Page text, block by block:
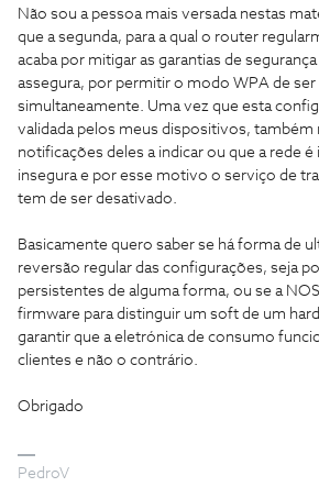
Não sou a pessoa mais versada nestas
que a segunda, para a qual o router
acaba por mitigar as garantias de
assegura, por permitir o modo WPA de ser
simultaneamente. Uma vez que esta
validada pelos meus dispositivos, também
notificações deles a indicar ou que a rede é
insegura e por esse motivo o serviço de
tem de ser desativado.
Basicamente quero saber se há forma de
reversão regular das configurações, seja
persistentes de alguma forma, ou se a
firmware para distinguir um soft de um
garantir que a eletrónica de consumo
clientes e não o contrário.
Obrigado
PedroV